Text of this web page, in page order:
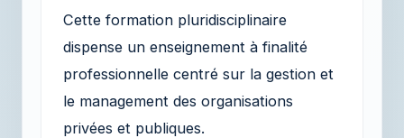
Cette formation pluridisciplinaire
dispense un enseignement à finalité
professionnelle centré sur la gestion et
le management des organisations
privées et publiques.